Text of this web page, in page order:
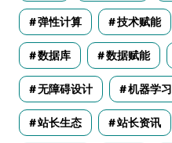
弹性计算 技术赋能
数据库 数据赋能
无障碍设计 机器学习
站长生态 站长资讯